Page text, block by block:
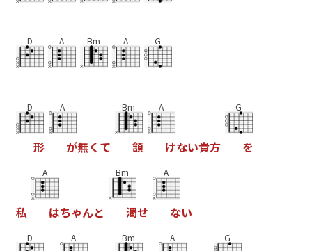
D A Bm A G
D
形
A
が無く て
Bm
頷
A
けない貴方
G
を
私
A
はちゃんと
Bm
濁せ
A
ない
D A Bm A G